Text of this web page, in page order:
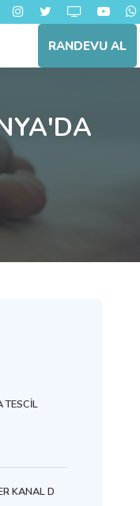
RANDEVU AL
TESCİL
KANAL D